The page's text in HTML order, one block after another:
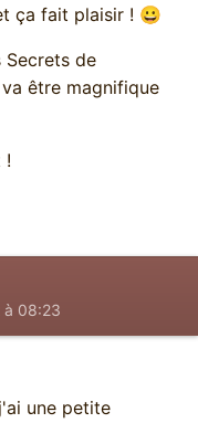
ça fait plaisir ! 😀
Secrets de
être magnifique
!
à 08:23
une petite